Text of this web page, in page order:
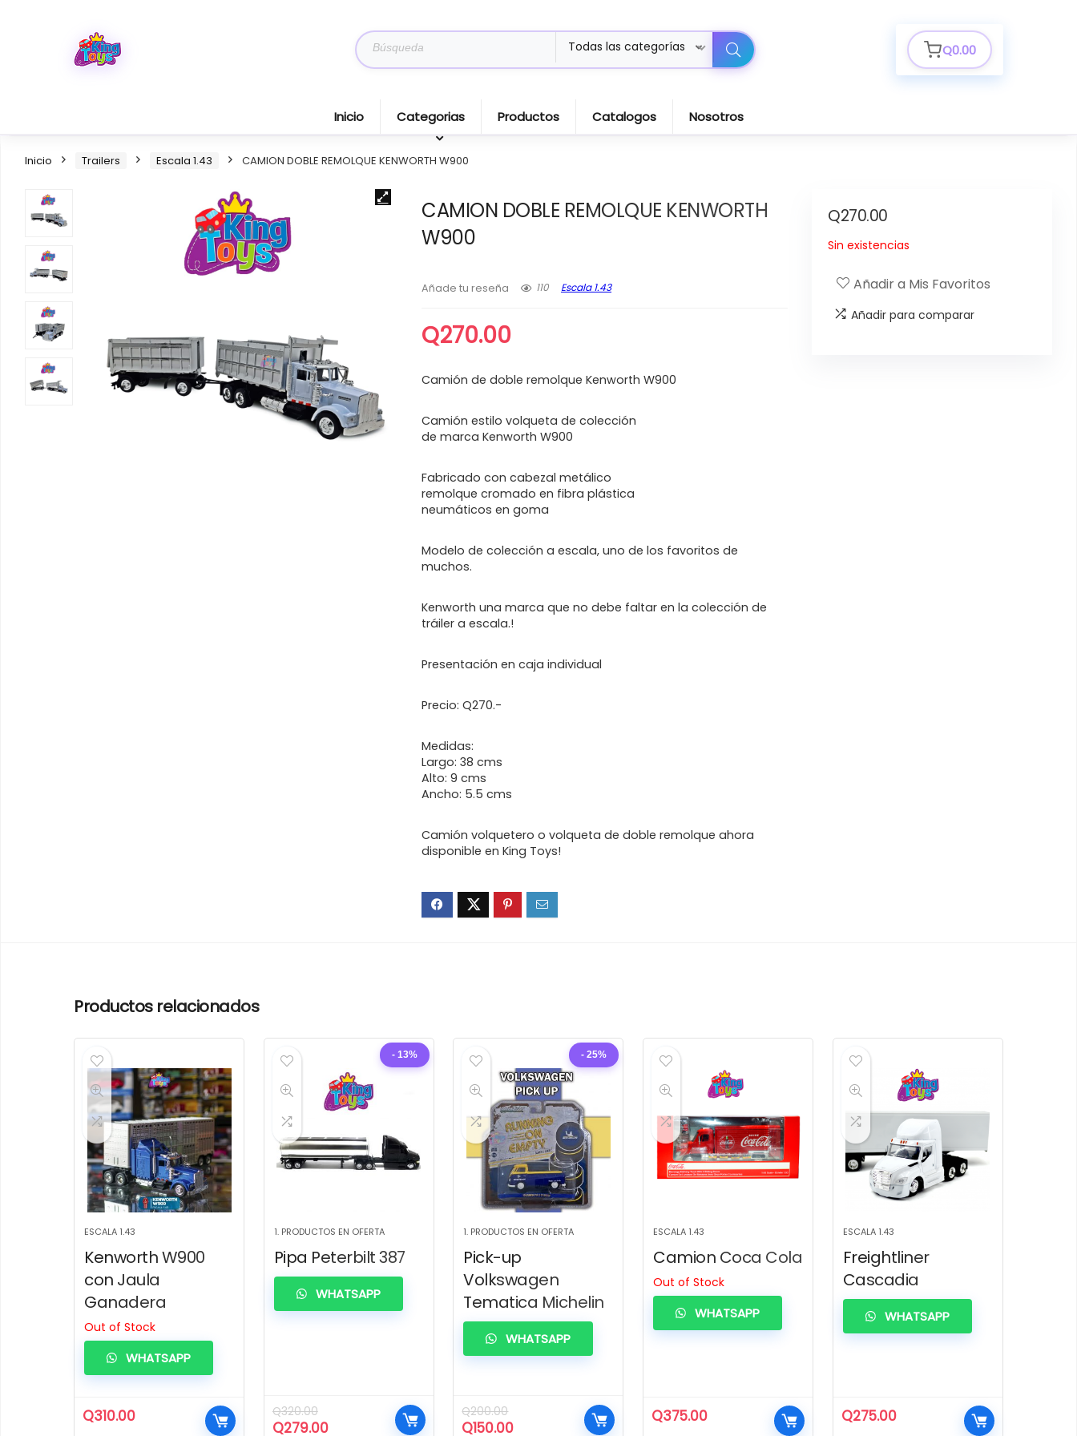
Search
for:
Todas las categorías Q0.00
Inicio Categorias Productos Catalogos Nosotros
Inicio Trailers Escala 1.43 CAMION DOBLE REMOLQUE KENWORTH W900
CAMION DOBLE REMOLQUE KENWORTH
W900
Añade tu reseña 110 Escala 1.43
Q270.00
Camión de doble remolque Kenworth W900
Camión estilo volqueta de colección
de marca Kenworth W900
Fabricado con cabezal metálico
remolque cromado en fibra plástica
neumáticos en goma
Modelo de colección a escala, uno de los favoritos de
muchos.
Kenworth una marca que no debe faltar en la colección de
tráiler a escala.!
Presentación en caja individual
Precio: Q270.-
Medidas:
Largo: 38 cms
Alto: 9 cms
Ancho: 5.5 cms
Camión volquetero o volqueta de doble remolque ahora
disponible en King Toys!
Q270.00
Sin existencias
Añadir a Mis Favoritos
Añadir para comparar
Productos relacionados
ESCALA 1.43
Kenworth W900
con Jaula
Ganadera
Out of Stock
Q310.00
WHATSAPP
- 13%
1. PRODUCTOS EN OFERTA
Pipa Peterbilt 387
Q320.00
El
Q279.00El
WHATSAPP
- 25%
1. PRODUCTOS EN OFERTA
Pick-up
Volkswagen
Tematica Michelin
Q200.00
El
Q150.00El
WHATSAPP
ESCALA 1.43
Camion Coca Cola
Out of Stock
Q375.00
WHATSAPP
ESCALA 1.43
Freightliner
Cascadia
Q275.00
WHATSAPP